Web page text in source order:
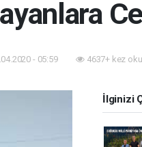
- 05:59 4637+ kez
İlginizi